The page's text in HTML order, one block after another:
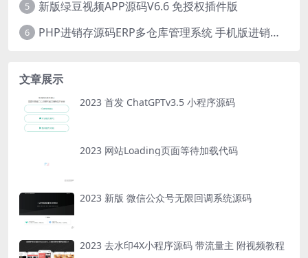
5 新版绿豆视频APP源码V6.6 免授权插件版
6 PHP进销存源码ERP多仓库管理系统 手机版进销存 php网络版进销存小程序
文章展示
2023 首发 ChatGPTv3.5 小程序源码
2023 网站Loading页面等待加载代码
2023 新版 微信公众号无限回调系统源码
2023 去水印4X小程序源码 带流量主 附视频教程